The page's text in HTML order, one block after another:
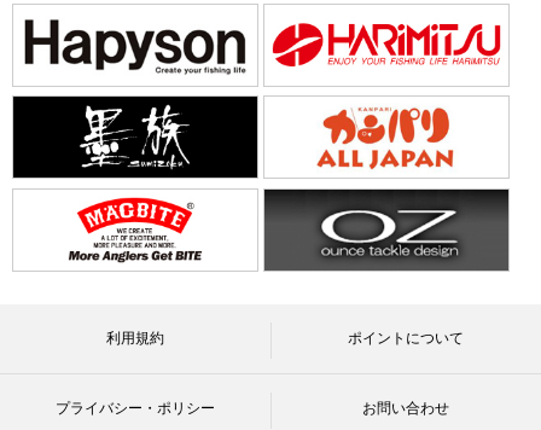
利用規約 ポイントについて
プライバシー・ポリシー お問い合わせ